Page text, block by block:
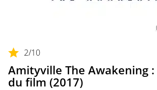
2/10
Amityville The Awakening
du film (2017)